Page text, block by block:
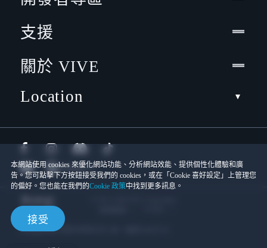
本網站使用 cookies 來優化網站功能、分析網站效能、提供個性化體驗和廣
告。您可點擊下方按鈕接受我們的 cookies，或在「Cookie 喜好設定」上管理您
的偏好。您也能在我們的Cookie 政策中找到更多訊息。
接受
支援
關於 VIVE
Location
宏達國際電子股份有限公司 | 統一編號16003518